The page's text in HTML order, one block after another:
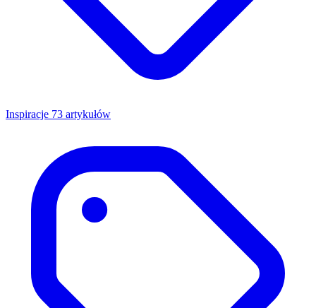
Inspiracje 73 artykułów